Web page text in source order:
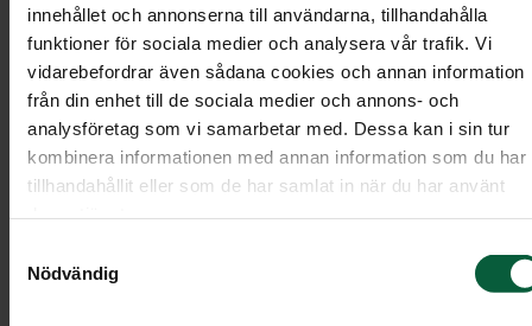
innehållet och annonserna till användarna, tillhandahålla
funktioner för sociala medier och analysera vår trafik. Vi
vidarebefordrar även sådana cookies och annan information
från din enhet till de sociala medier och annons- och
analysföretag som vi samarbetar med. Dessa kan i sin tur
kombinera informationen med annan information som du har
tillhandahållit eller som de har samlat in när du har använt
Nödvändig
immaterialrättslig lagstiftning, inklusive men inte
begränsat till lagen om upphovsrätt till litterära
och konstnärliga verk och varumärkeslagen.
Du får inte återanvända något innehåll från
hemsidan i kommersiella sammanhang utan ett
publicera, distribuera, sälja, licensiera eller på